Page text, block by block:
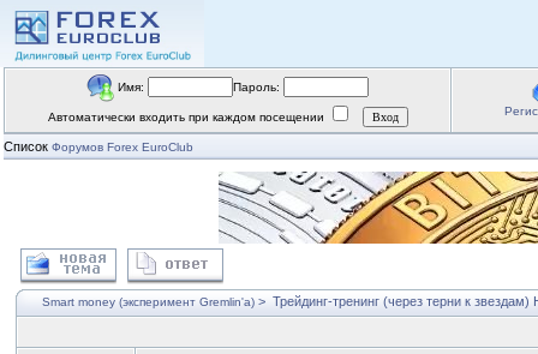
Имя: Пароль:
Автоматически входить при каждом посещении
Список Форумов Forex EuroClub
Smart money (эксперимент Gremlin'a) > Трейдинг-тренинг (через терни к звездам)